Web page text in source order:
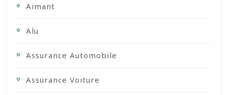
Aimant
Alu
Assurance Automobile
Assurance Voiture